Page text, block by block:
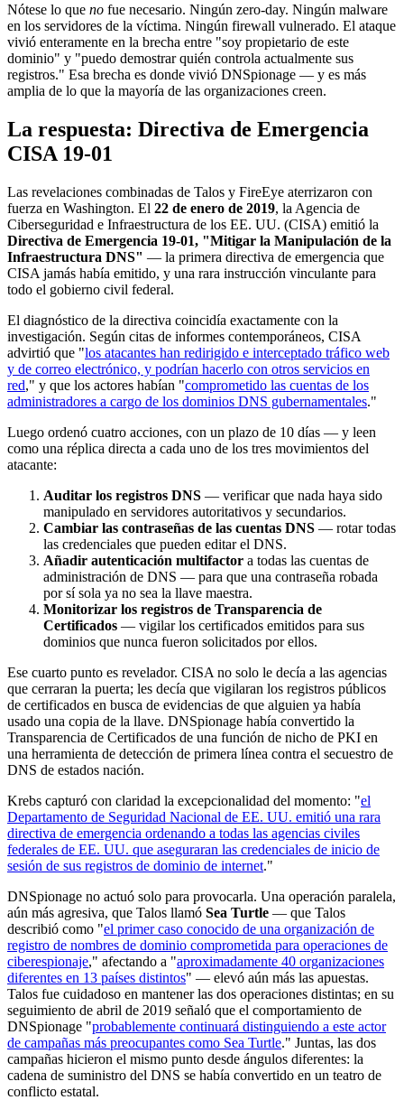
Nótese lo que no fue necesario. Ningún zero-day. Ningún malware
en los servidores de la víctima. Ningún firewall vulnerado. El ataque
vivió enteramente en la brecha entre "soy propietario de este
dominio" y "puedo demostrar quién controla actualmente sus
registros." Esa brecha es donde vivió DNSpionage — y es más
amplia de lo que la mayoría de las organizaciones creen.
La respuesta: Directiva de Emergencia
CISA 19-01
Las revelaciones combinadas de Talos y FireEye aterrizaron con
fuerza en Washington. El 22 de enero de 2019, la Agencia de
Ciberseguridad e Infraestructura de los EE. UU. (CISA) emitió la
Directiva de Emergencia 19-01, "Mitigar la Manipulación de la
Infraestructura DNS" — la primera directiva de emergencia que
CISA jamás había emitido, y una rara instrucción vinculante para
todo el gobierno civil federal.
El diagnóstico de la directiva coincidía exactamente con la
investigación. Según citas de informes contemporáneos, CISA
advirtió que "los atacantes han redirigido e interceptado tráfico web
y de correo electrónico, y podrían hacerlo con otros servicios en
red," y que los actores habían "comprometido las cuentas de los
administradores a cargo de los dominios DNS gubernamentales."
Luego ordenó cuatro acciones, con un plazo de 10 días — y leen
como una réplica directa a cada uno de los tres movimientos del
atacante:
Auditar los registros DNS — verificar que nada haya sido
manipulado en servidores autoritativos y secundarios.
Cambiar las contraseñas de las cuentas DNS — rotar todas
las credenciales que pueden editar el DNS.
Añadir autenticación multifactor a todas las cuentas de
administración de DNS — para que una contraseña robada
por sí sola ya no sea la llave maestra.
Monitorizar los registros de Transparencia de
Certificados — vigilar los certificados emitidos para sus
dominios que nunca fueron solicitados por ellos.
Ese cuarto punto es revelador. CISA no solo le decía a las agencias
que cerraran la puerta; les decía que vigilaran los registros públicos
de certificados en busca de evidencias de que alguien ya había
usado una copia de la llave. DNSpionage había convertido la
Transparencia de Certificados de una función de nicho de PKI en
una herramienta de detección de primera línea contra el secuestro de
DNS de estados nación.
Krebs capturó con claridad la excepcionalidad del momento: "el
Departamento de Seguridad Nacional de EE. UU. emitió una rara
directiva de emergencia ordenando a todas las agencias civiles
federales de EE. UU. que aseguraran las credenciales de inicio de
sesión de sus registros de dominio de internet."
DNSpionage no actuó solo para provocarla. Una operación paralela,
aún más agresiva, que Talos llamó Sea Turtle — que Talos
describió como "el primer caso conocido de una organización de
registro de nombres de dominio comprometida para operaciones de
ciberespionaje," afectando a "aproximadamente 40 organizaciones
diferentes en 13 países distintos" — elevó aún más las apuestas.
Talos fue cuidadoso en mantener las dos operaciones distintas; en su
seguimiento de abril de 2019 señaló que el comportamiento de
DNSpionage "probablemente continuará distinguiendo a este actor
de campañas más preocupantes como Sea Turtle." Juntas, las dos
campañas hicieron el mismo punto desde ángulos diferentes: la
cadena de suministro del DNS se había convertido en un teatro de
conflicto estatal.